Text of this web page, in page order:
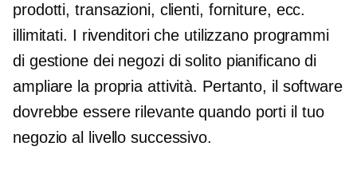
prodotti, transazioni, clienti, forniture, ecc.
illimitati. I rivenditori che utilizzano programmi
di gestione dei negozi di solito pianificano di
ampliare la propria attività. Pertanto, il software
dovrebbe essere rilevante quando porti il ​​tuo
negozio al livello successivo.